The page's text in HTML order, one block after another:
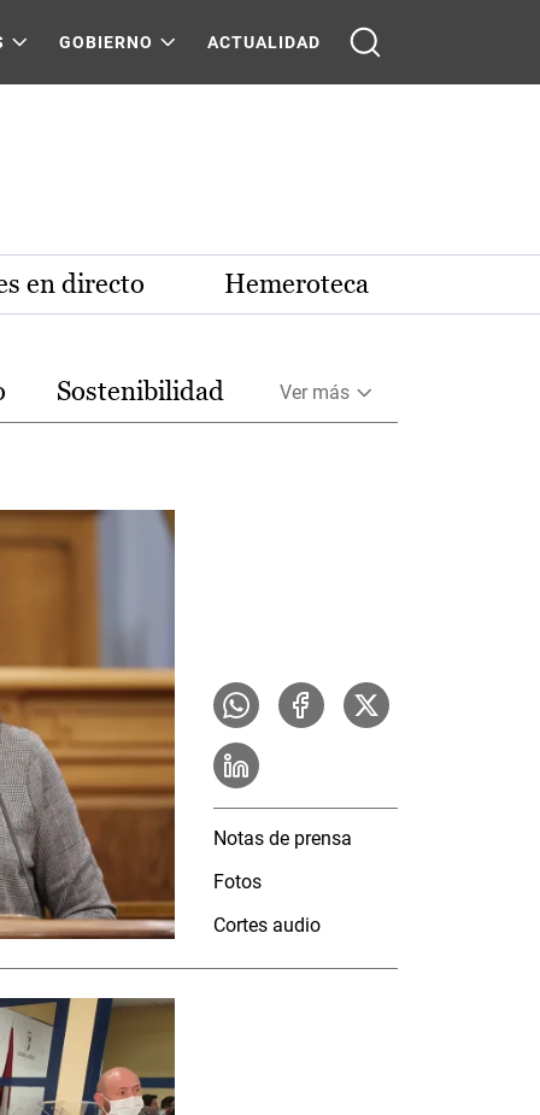
GOBIERNO ACTUALIDAD
en directo Hemeroteca
Sostenibilidad Ver más
Notas de prensa
Fotos
Cortes audio